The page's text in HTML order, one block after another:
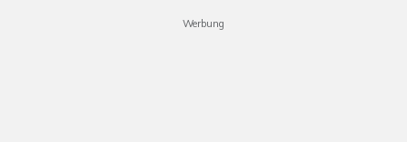
Werbung